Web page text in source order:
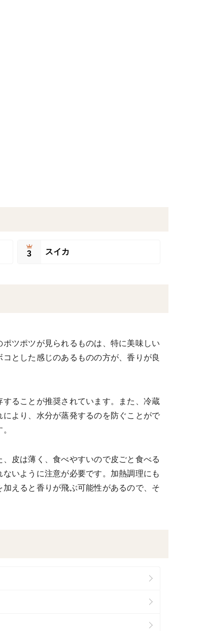
3 スイカ
ツポツが見られるものは、特に美味しい
とした感じのあるものの方が、香りが良
ることが推奨されています。また、冷蔵
より、水分が蒸発するのを防ぐことがで
皮は薄く、食べやすいので皮ごと食べる
いように注意が必要です。加熱調理にも
えると香りが飛ぶ可能性があるので、そ